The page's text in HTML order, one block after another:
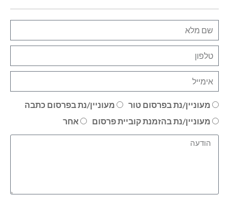
מעוניין/נת בפרסום טור
מעוניין/נת בפרסום כתבה
מעוניין/נת בהזמנת קוביית פרסום
אחר